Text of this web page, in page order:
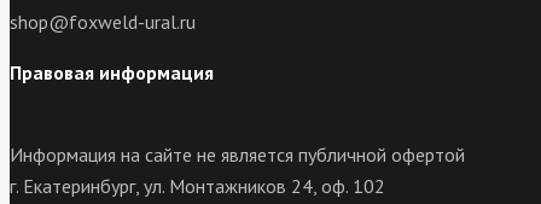
shop@foxweld-ural.ru
Правовая информация
Информация на сайте не является публичной офертой
г. Екатеринбург, ул. Монтажников 24, оф. 102